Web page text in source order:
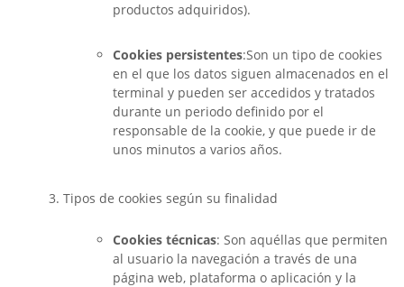
productos adquiridos).
Cookies persistentes:Son un tipo de cookies
en el que los datos siguen almacenados en el
terminal y pueden ser accedidos y tratados
durante un periodo definido por el
responsable de la cookie, y que puede ir de
unos minutos a varios años.
Tipos de cookies según su finalidad
Cookies técnicas: Son aquéllas que permiten
al usuario la navegación a través de una
página web, plataforma o aplicación y la